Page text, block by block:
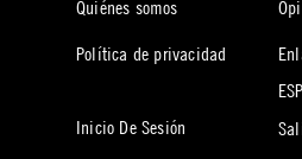
Quiénes somos
Política de privacidad
Inicio De Sesión